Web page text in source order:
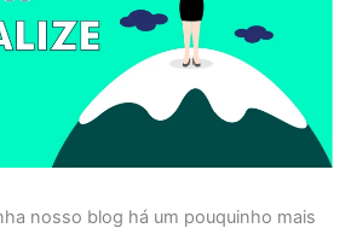
nosso blog há um pouquinho mais